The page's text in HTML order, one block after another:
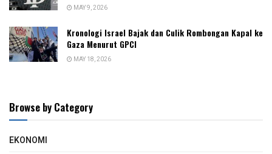
MAY 9, 2026
Kronologi Israel Bajak dan Culik Rombongan Kapal ke
Gaza Menurut GPCI
MAY 18, 2026
Browse by Category
EKONOMI